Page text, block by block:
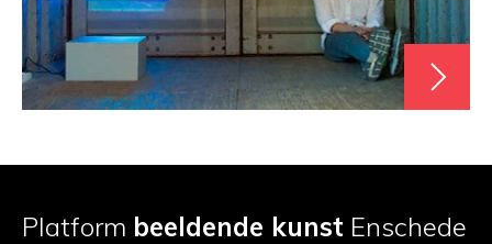
Platform beeldende kunst Enschede